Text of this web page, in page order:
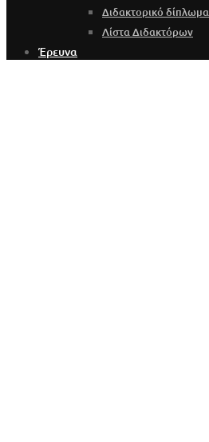
Διδακτορικό δίπλωμα
Λίστα Διδακτόρων
Έρευνα